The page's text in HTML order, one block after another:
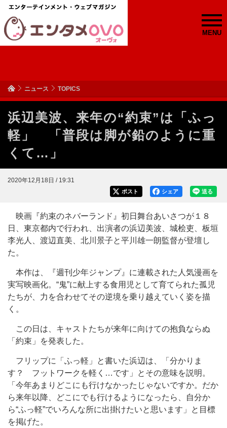
MENU
ニュース TOPICS
浜辺美波、来年の“約束”は「ふっ
軽」 「普段は脚が鉛のように重
くて…」
2020年12月18日 / 19:31
送る
シェア
ポスト
映画『約束のネバーランド』初日舞台あいさつが１８
日、東京都内で行われ、出演者の浜辺美波、城桧吏、板垣
李光人、渡辺直美、北川景子と平川雄一朗監督が登壇し
た。
本作は、『週刊少年ジャンプ』に連載された人気漫画を
実写映画化。“鬼”に献上する食用児として育てられた孤児
たちが、力を合わせてその逆境を乗り越えていく姿を描
く。
この日は、キャストたちが来年に向けての抱負ならぬ
「約束」を発表した。
フリップに「ふっ軽」と書いた浜辺は、「分かりま
す？ フットワークを軽く…です」とその意味を説明。
「今年あまりどこにも行けなかったじゃないですか。だか
ら来年以降、どこにでも行けるようになったら、自分か
ら“ふっ軽”でいろんな所に出掛けたいと思います」と目標
を掲げた。